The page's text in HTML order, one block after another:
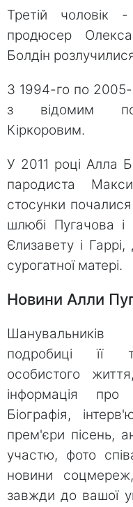
Третій чоловік
продюсер
Болдін
З 1994-го по
з відомим
Кіркоровим.
У 2011 році Алла
пародиста
стосунки
шлюбі Пугачова і
Єлизавету і
сурогатної матері.
Новини Алли
Шанувальників
подробиці її
особистого
інформація
Біографія,
прем'єри пісень,
участю, фото
новини
завжди до вашої